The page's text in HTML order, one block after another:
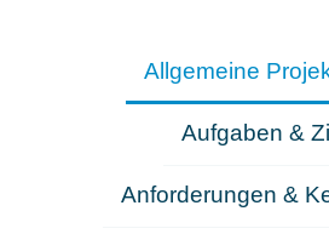
Allgemeine
Aufgaben &
Anforderungen &